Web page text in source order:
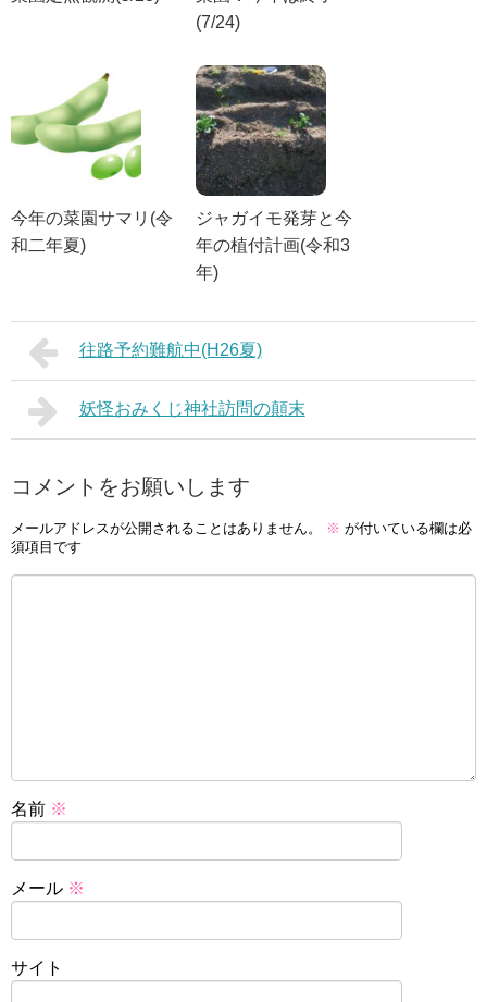
(7/24)
今年の菜園サマリ(令
和二年夏)
ジャガイモ発芽と今
年の植付計画(令和3
年)
往路予約難航中(H26夏)
妖怪おみくじ神社訪問の顛末
コメントをお願いします
メールアドレスが公開されることはありません。 ※ が付いている欄は必
須項目です
名前 ※
メール ※
サイト